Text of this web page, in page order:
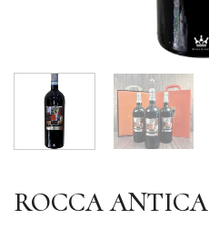
ROCCA ANTICA